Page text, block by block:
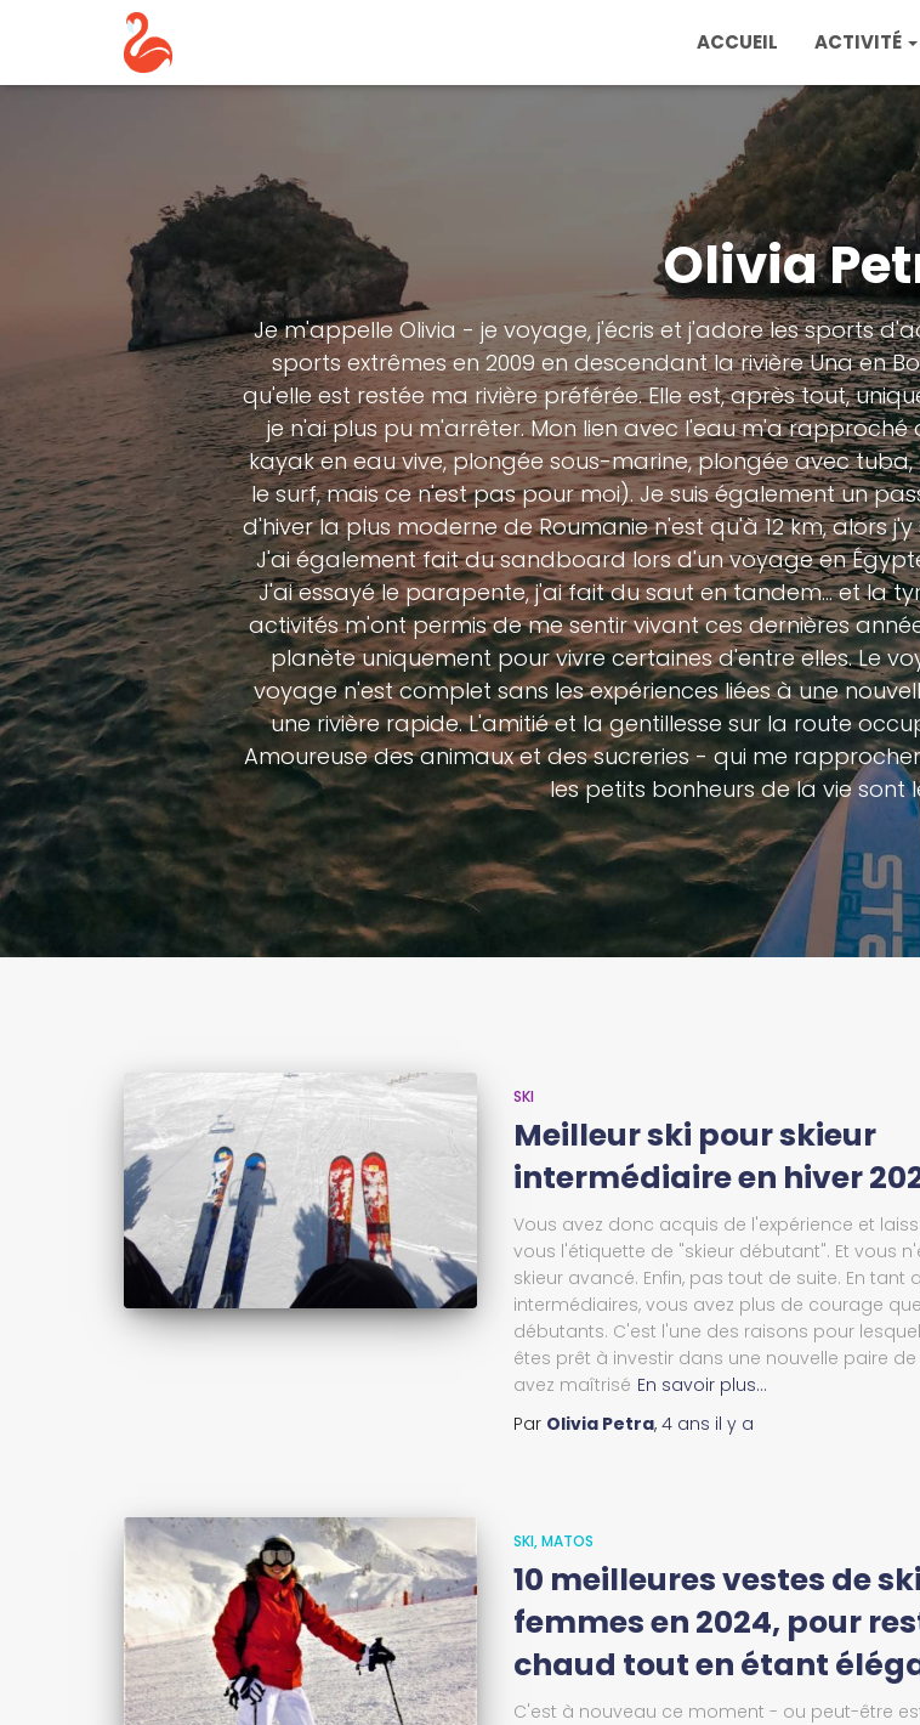
ACCUEIL ACTIVITÉ
Olivia
Je m'appelle Olivia - je voyage, j'écris et j'adore les sports
sports extrêmes en 2009 en descendant la rivière Una en
qu'elle est restée ma rivière préférée. Elle est, après tout,
je n'ai plus pu m'arrêter. Mon lien avec l'eau m'a
kayak en eau vive, plongée sous-marine, plongée avec
le surf, mais ce n'est pas pour moi). Je suis également un
d'hiver la plus moderne de Roumanie n'est qu'à 12 km, alors
J'ai également fait du sandboard lors d'un voyage en
J'ai essayé le parapente, j'ai fait du saut en tandem... et la
activités m'ont permis de me sentir vivant ces dernières
planète uniquement pour vivre certaines d'entre elles. Le
voyage n'est complet sans les expériences liées à une
une rivière rapide. L'amitié et la gentillesse sur la route
Amoureuse des animaux et des sucreries - qui me
les petits bonheurs de la vie sont
SKI
Meilleur ski pour skieur
intermédiaire en hiver
Vous avez donc acquis de l'expérience et
vous l'étiquette de "skieur débutant". Et vous
skieur avancé. Enfin, pas tout de suite. En tant
intermédiaires, vous avez plus de courage
débutants. C'est l'une des raisons pour
êtes prêt à investir dans une nouvelle paire de
avez maîtrisé En savoir plus…
Par Olivia Petra, 4 ans il y a
SKI MATOS
10 meilleures vestes de
femmes en 2024, pour
chaud tout en étant
C'est à nouveau ce moment - ou peut-être